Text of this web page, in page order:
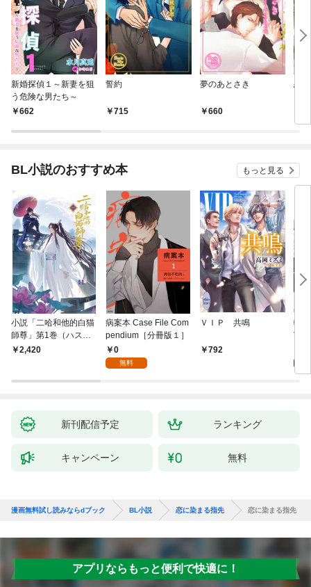
新婚探偵１～新妻を狙
う危険な男たち～
662
誓約
715
夢のあとさき
660
恋
BL小説のおすすめ本 もっと見る
小説「二哈和他的白猫
師尊」第1巻（ハスキ
ーとかれのしろねこし
2,420
病案本 Case File Com
pendium［分冊版１］
0
無料
ＶＩＰ 共鳴
792
転
寵
新刊配信予定 ランキング
キャンペーン 無料
漫画無料試し読みならdブック BL小説 恋に染まる指先 恋に染まる指先
アプリならもっと便利で快適に！